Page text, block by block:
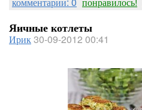
Яичные котлеты
Ирик30-09-2012 00:41